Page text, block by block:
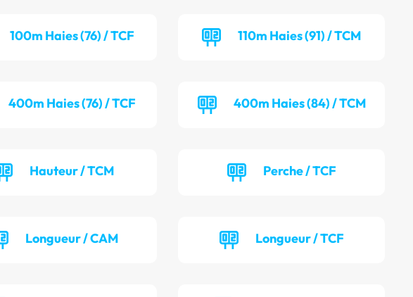
100m Haies (76) / TCF 110m Haies (91) / TCM
400m Haies (76) / TCF 400m Haies (84) / TCM
Hauteur / TCM Perche / TCF
Longueur / CAM Longueur / TCF